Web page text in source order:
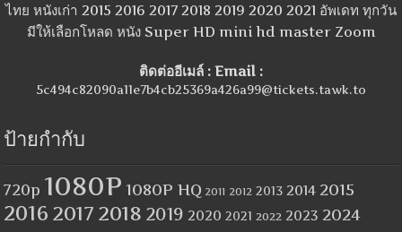
ไทย หนังเก่า 2015 2016 2017 2018 2019 2020 2021 อัพเดท ทุกวัน
มีให้เลือกโหลด หนัง Super HD mini hd master Zoom
ติดต่ออีเมล์ : Email :
5c494c82090a11e7b4cb25369a426a99@tickets.tawk.to
ป้ายกำกับ
720p 1080P 1080P HQ 2011 2012 2013 2014 2015
2016 2017 2018 2019 2020 2021 2022 2023 2024